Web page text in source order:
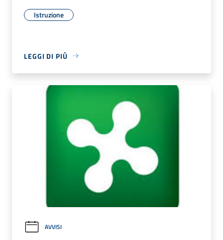
Istruzione
LEGGI DI PIÙ
AVVISI